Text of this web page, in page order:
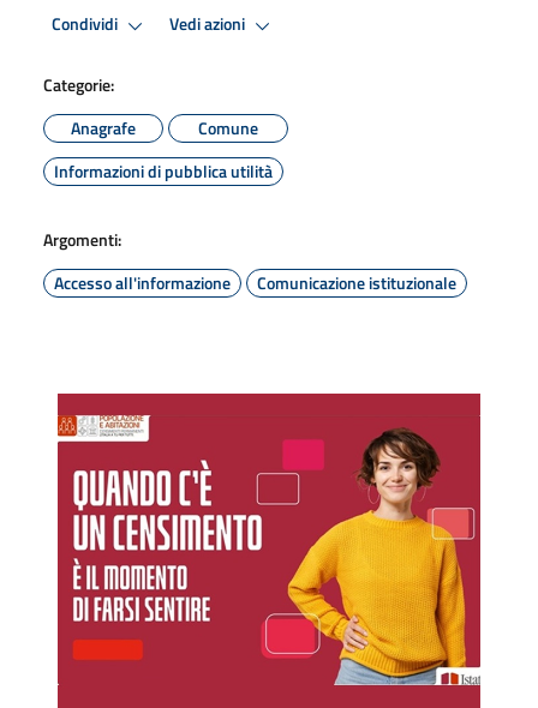
Condividi Vedi azioni
Categorie:
Anagrafe
Comune
Informazioni di pubblica utilità
Argomenti:
Accesso all'informazione
Comunicazione istituzionale